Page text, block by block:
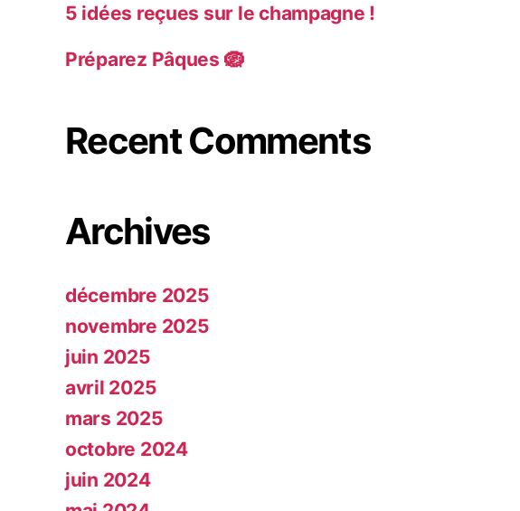
5 idées reçues sur le champagne !
Préparez Pâques 🪺
Recent Comments
Archives
décembre 2025
novembre 2025
juin 2025
avril 2025
mars 2025
octobre 2024
juin 2024